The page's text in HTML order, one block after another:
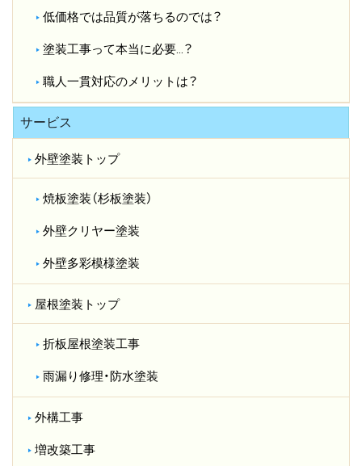
低価格では品質が落ちるのでは？​
塗装工事って本当に必要…？​
職人一貫対応のメリットは？​
サービス
外壁塗装トップ
焼板塗装（杉板塗装）
外壁クリヤー塗装
外壁多彩模様塗装
屋根塗装トップ
折板屋根塗装工事
雨漏り修理・防水塗装
外構工事
増改築工事